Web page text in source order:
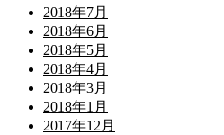
2018年7月
2018年6月
2018年5月
2018年4月
2018年3月
2018年1月
2017年12月